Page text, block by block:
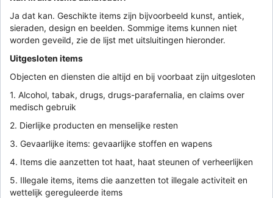
Ja dat kan. Geschikte items zijn bijvoorbeeld kunst, antiek,
sieraden, design en beelden. Sommige items kunnen niet
worden geveild, zie de lijst met uitsluitingen hieronder.
Uitgesloten items
Objecten en diensten die altijd en bij voorbaat zijn uitgesloten
1. Alcohol, tabak, drugs, drugs-parafernalia, en claims over
medisch gebruik
2. Dierlijke producten en menselijke resten
3. Gevaarlijke items: gevaarlijke stoffen en wapens
4. Items die aanzetten tot haat, haat steunen of verheerlijken
5. Illegale items, items die aanzetten tot illegale activiteit en
wettelijk gereguleerde items